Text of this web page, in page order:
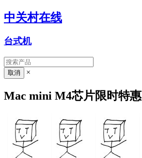
中关村在线
台式机
×
Mac mini M4芯片限时特惠